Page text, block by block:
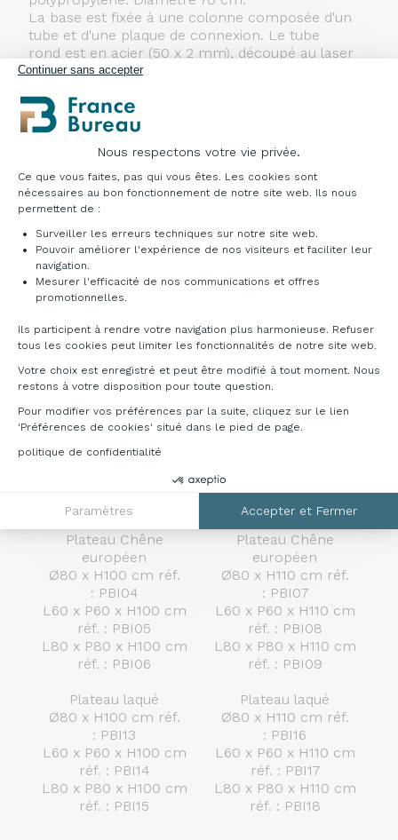
Continuer sans accepter
Nous respectons votre vie privée.
Plateforme de Gestion du Consentement :
Ce que vous faites, pas qui vous êtes. Les cookies sont
nécessaires au bon fonctionnement de notre site web. Ils nous
permettent de :
Surveiller les erreurs techniques sur notre site web.
Pouvoir améliorer l'expérience de nos visiteurs et faciliter leur
navigation.
Mesurer l'efficacité de nos communications et offres
promotionnelles.
Ils participent à rendre votre navigation plus harmonieuse. Refuser
tous les cookies peut limiter les fonctionnalités de notre site web.
Votre choix est enregistré et peut être modifié à tout moment. Nous
restons à votre disposition pour toute question.
Pour modifier vos préférences par la suite, cliquez sur le lien
'Préférences de cookies' situé dans le pied de page.
politique de confidentialité
Paramètres Accepter et Fermer
Axeptio consent
La base est fixée à une colonne composée d'un
tube et d'une plaque de connexion. Le tube
rond est en acier (50 x 2 mm), découpé au laser
et soudé avec un renfort conique pour un
est vissée au fond pour sécuriser la connexion
entre la base et le tube et la plaque d'union avec
vis. Disponible en trois hauteurs différentes pour
obtenir une hauteur de table approximative de
H74, H100 et H110 (la hauteur totale dépend du
type de plateau).
Dimensions & références
Table haute H100 cm
Plateau Chêne
européen
Ø80 x H100 cm réf.
: PBI04
L60 x P60 x H100 cm
réf. : PBI05
L80 x P80 x H100 cm
réf. : PBI06
Plateau laqué
Ø80 x H100 cm réf.
: PBI13
L60 x P60 x H100 cm
réf. : PBI14
L80 x P80 x H100 cm
réf. : PBI15
Table haute H110 cm
Plateau Chêne
européen
Ø80 x H110 cm réf.
: PBI07
L60 x P60 x H110 cm
réf. : PBI08
L80 x P80 x H110 cm
réf. : PBI09
Plateau laqué
Ø80 x H110 cm réf.
: PBI16
L60 x P60 x H110 cm
réf. : PBI17
L80 x P80 x H110 cm
réf. : PBI18